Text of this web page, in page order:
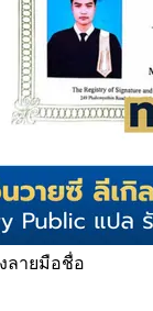
ลายมือชื่อ